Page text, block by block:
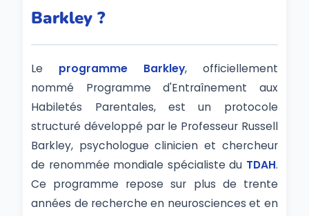
Barkley ?
Le programme Barkley, officiellement
nommé Programme d'Entraînement aux
Habiletés Parentales, est un protocole
structuré développé par le Professeur Russell
Barkley, psychologue clinicien et chercheur
de renommée mondiale spécialiste du TDAH.
Ce programme repose sur plus de trente
années de recherche en neurosciences et en